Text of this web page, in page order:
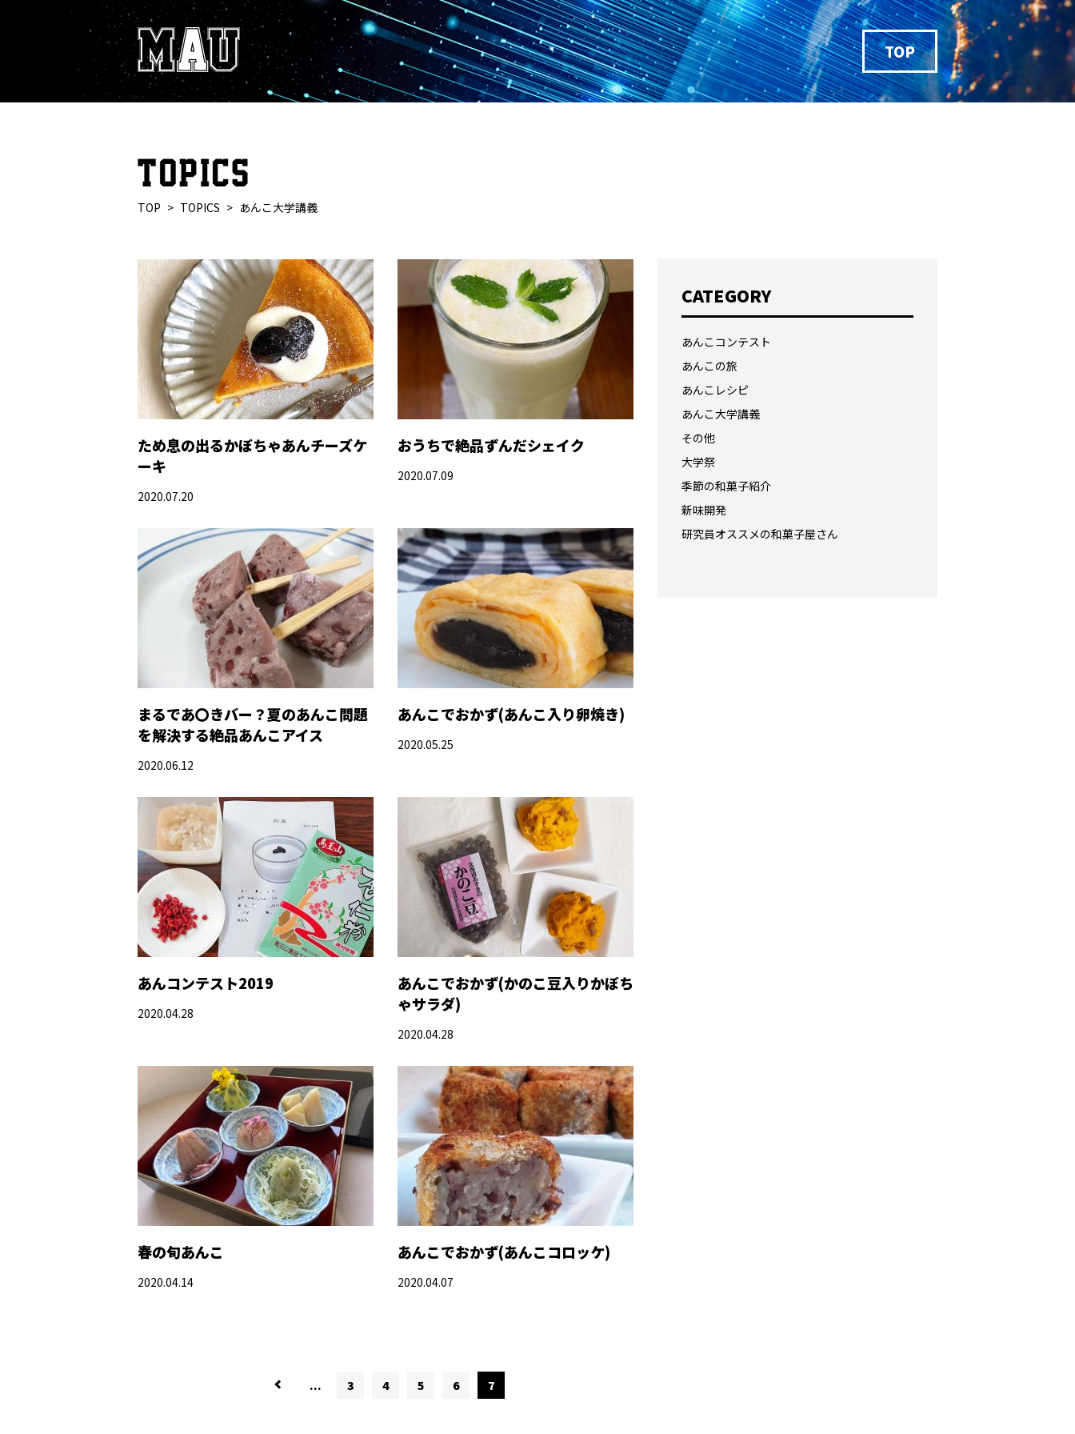
TOP
TOP TOPICS あんこ大学講義
ため息の出るかぼちゃあんチーズケ
ーキ
2020.07.20
おうちで絶品ずんだシェイク
2020.07.09
まるであ〇きバー？夏のあんこ問題
を解決する絶品あんこアイス
2020.06.12
あんこでおかず(あんこ入り卵焼き)
2020.05.25
あんコンテスト2019
2020.04.28
あんこでおかず(かのこ豆入りかぼち
ゃサラダ)
2020.04.28
春の旬あんこ
2020.04.14
あんこでおかず(あんこコロッケ)
2020.04.07
... 3 4 5 6 7
CATEGORY
あんこコンテスト
あんこの旅
あんこレシピ
あんこ大学講義
その他
大学祭
季節の和菓子紹介
新味開発
研究員オススメの和菓子屋さん